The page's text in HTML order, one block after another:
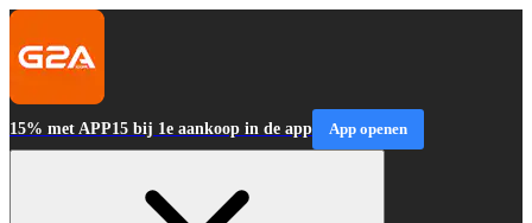
15% met APP15 bij 1e aankoop in de app App openen